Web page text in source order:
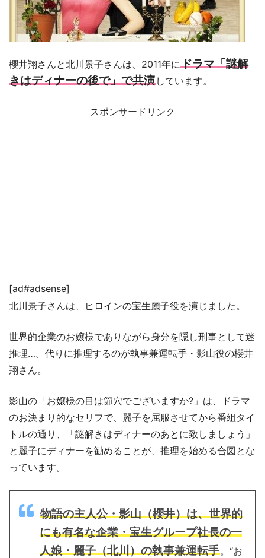
櫻井翔さんと北川景子さんは、2011年にドラマ「謎解
きはディナーの後で」で共演 しています。
スポンサードリンク
[ad#adsense]
北川景子さんは、ヒロインの宝生麗子役を演じました。
世界的企業のお嬢様でありながら身分を隠し刑事として迷
推理…。代りに推理するのが執事兼運転手・影山役の櫻井
翔さん。
影山の「お嬢様の目は節穴でございますか?」は、ドラマ
のお決まり的なセリフで、麗子を屈服させてから番組タイ
トルの通り、「謎解きはディナーのあとに致しましょう」
と麗子にディナーを勧めることが、推理を始める合図とな
っています。
物語の主人公・影山（櫻井）は、世界的
にも有名な企業・宝生グループ社長の一
人娘・麗子（北川）の執事兼運転手。“お